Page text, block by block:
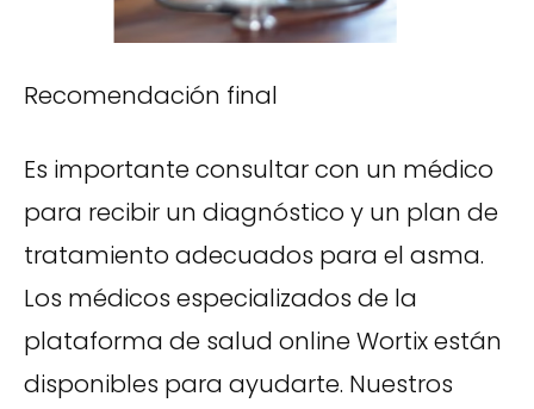
Recomendación final
Es importante consultar con un médico
para recibir un diagnóstico y un plan de
tratamiento adecuados para el asma.
Los médicos especializados de la
plataforma de salud online Wortix están
disponibles para ayudarte. Nuestros